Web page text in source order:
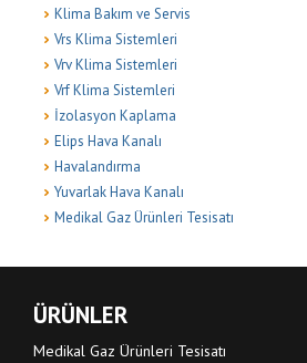
Klima Bakım ve Servis
Vrs Klima Sistemleri
Vrv Klima Sistemleri
Vrf Klima Sistemleri
İzolasyon Kaplama
Elips Hava Kanalı
Havalandırma
Yuvarlak Hava Kanalı
Medikal Gaz Ürünleri Tesisatı
ÜRÜNLER
Medikal Gaz Ürünleri Tesisatı